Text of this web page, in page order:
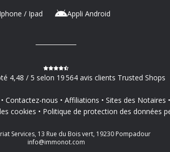
/ Ipad Appli Android
4,48 / 5 selon 19 564 avis clients Trusted Shops
Contactez-nous Affiliations Sites des Notaires
cookies Politique de protection des données
Services, 13 Rue du Bois vert, 19230 Pompadour
info@immonot.com